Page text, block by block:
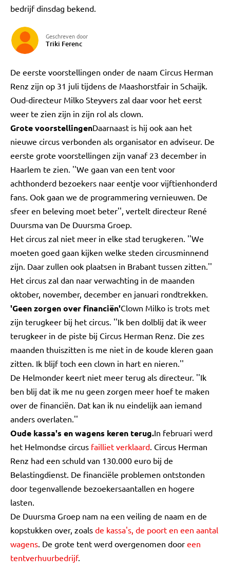
bedrijf dinsdag bekend.
Geschreven door
Triki Ferenc
De eerste voorstellingen onder de naam Circus Herman
Renz zijn op 31 juli tijdens de Maashorstfair in Schaijk.
Oud-directeur Milko Steyvers zal daar voor het eerst
weer te zien zijn in zijn rol als clown.
Grote voorstellingenDaarnaast is hij ook aan het
nieuwe circus verbonden als organisator en adviseur. De
eerste grote voorstellingen zijn vanaf 23 december in
Haarlem te zien. ''We gaan van een tent voor
achthonderd bezoekers naar eentje voor vijftienhonderd
fans. Ook gaan we de programmering vernieuwen. De
sfeer en beleving moet beter'', vertelt directeur René
Duursma van De Duursma Groep.
Het circus zal niet meer in elke stad terugkeren. ''We
moeten goed gaan kijken welke steden circusminnend
zijn. Daar zullen ook plaatsen in Brabant tussen zitten.''
Het circus zal dan naar verwachting in de maanden
oktober, november, december en januari rondtrekken.
'Geen zorgen over financiën'Clown Milko is trots met
zijn terugkeer bij het circus. ''Ik ben dolblij dat ik weer
terugkeer in de piste bij Circus Herman Renz. Die zes
maanden thuiszitten is me niet in de koude kleren gaan
zitten. Ik blijf toch een clown in hart en nieren.''
De Helmonder keert niet meer terug als directeur. ''Ik
ben blij dat ik me nu geen zorgen meer hoef te maken
over de financiën. Dat kan ik nu eindelijk aan iemand
anders overlaten.''
Oude kassa's en wagens keren terug.In februari werd
het Helmondse circus failliet verklaard. Circus Herman
Renz had een schuld van 130.000 euro bij de
Belastingdienst. De financiële problemen ontstonden
door tegenvallende bezoekersaantallen en hogere
lasten.
De Duursma Groep nam na een veiling de naam en de
kopstukken over, zoals de kassa's, de poort en een aantal
wagens. De grote tent werd overgenomen door een
tentverhuurbedrijf.